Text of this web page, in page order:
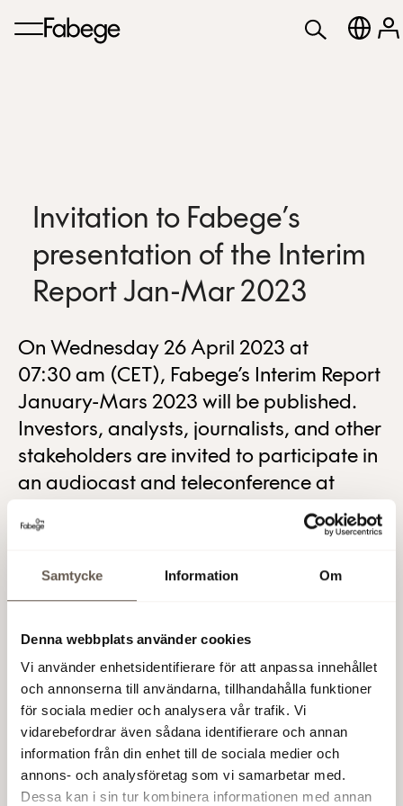
Samtycke Information Om
Denna webbplats använder cookies
Vi använder enhetsidentifierare för att anpassa innehållet
och annonserna till användarna, tillhandahålla funktioner
för sociala medier och analysera vår trafik. Vi
vidarebefordrar även sådana identifierare och annan
information från din enhet till de sociala medier och
annons- och analysföretag som vi samarbetar med.
Dessa kan i sin tur kombinera informationen med annan
Invitation to Fabege’s
presentation of the Interim
Report Jan-Mar 2023
On Wednesday 26 April 2023 at
07:30 am (CET), Fabege’s Interim Report
January-Mars 2023 will be published.
Investors, analysts, journalists, and other
stakeholders are invited to participate in
an audiocast and teleconference at
Vice President and CFO, will be presenting Fabege’s
with a Q&A session. A presentation in Swedish will also
be held on the same day at 10:00am (CET).
Join the audiocast via the following web link:
www.fabege.se/en/investors
To take part in the teleconference, please call one of the
numbers below at least ten minutes prior to the start of
the conference.